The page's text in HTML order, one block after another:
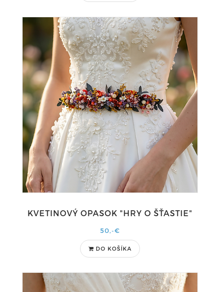
KVETINOVÝ OPASOK "HRY O ŠŤASTIE"
50,-€
DO KOŠÍKA